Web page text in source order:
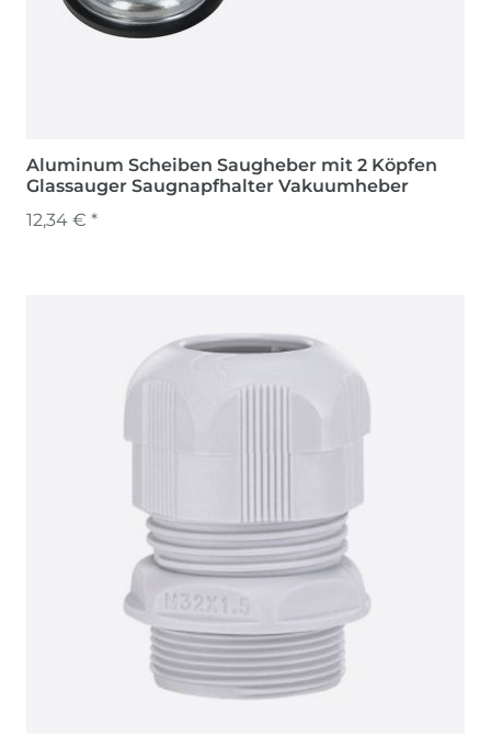
Aluminum Scheiben Saugheber mit 2 Köpfen
Glassauger Saugnapfhalter Vakuumheber
12,34 € *